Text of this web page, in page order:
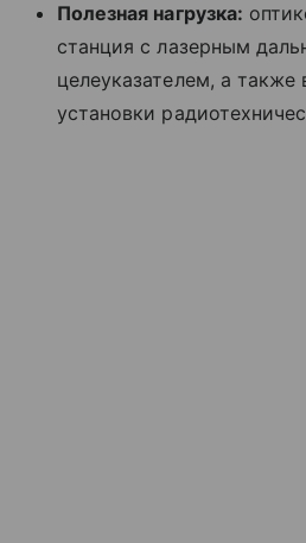
Полезная нагрузка:
станция с лазерным
целеуказателем, а
установки